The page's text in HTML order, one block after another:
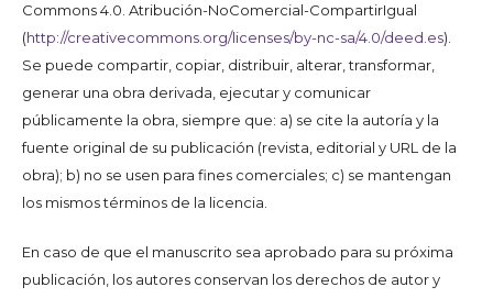
Commons 4.0. Atribución-NoComercial-CompartirIgual
(http://creativecommons.org/licenses/by-nc-sa/4.0/deed.es).
Se puede compartir, copiar, distribuir, alterar, transformar,
generar una obra derivada, ejecutar y comunicar
públicamente la obra, siempre que: a) se cite la autoría y la
fuente original de su publicación (revista, editorial y URL de la
obra); b) no se usen para fines comerciales; c) se mantengan
los mismos términos de la licencia.
En caso de que el manuscrito sea aprobado para su próxima
publicación, los autores conservan los derechos de autor y